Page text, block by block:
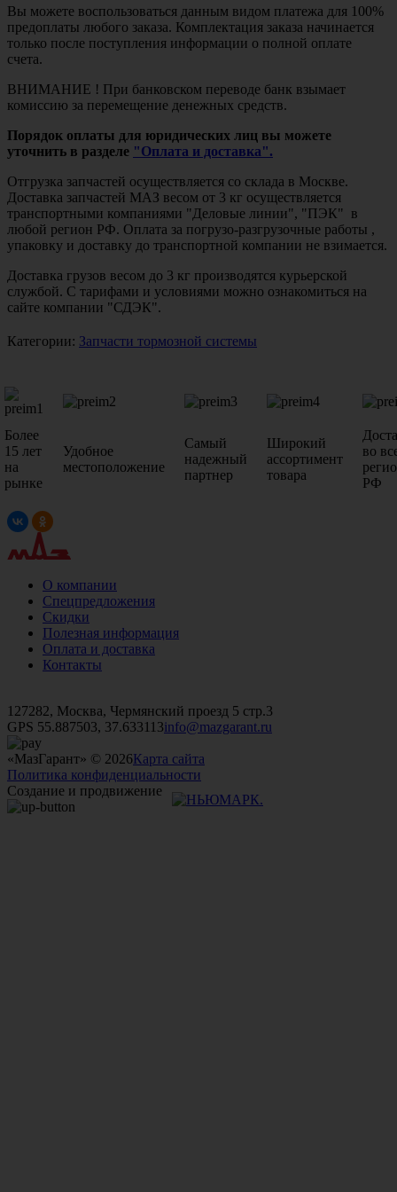
Вы можете воспользоваться данным видом платежа для 100%
предоплаты любого заказа. Комплектация заказа начинается
только после поступления информации о полной оплате
счета.
ВНИМАНИЕ ! При банковском переводе банк взымает
комиссию за перемещение денежных средств.
Порядок оплаты для юридических лиц вы можете
уточнить в разделе "Оплата и доставка".
Отгрузка запчастей осуществляется со склада в Москве.
Доставка запчастей МАЗ весом от 3 кг осуществляется
транспортными компаниями "Деловые линии", "ПЭК" в
любой регион РФ. Оплата за погрузо-разгрузочные работы ,
упаковку и доставку до транспортной компании не взимается.
Доставка грузов весом до 3 кг производятся курьерской
службой. С тарифами и условиями можно ознакомиться на
сайте компании "СДЭК".
Категории: Запчасти тормозной системы
Более
15 лет
на
рынке
Удобное
местоположение
Самый
надежный
партнер
Широкий
ассортимент
товара
во
РФ
О компании
Спецпредложения
Скидки
Полезная информация
Оплата и доставка
Контакты
127282, Москва, Чермянский проезд 5 стр.3
GPS 55.887503, 37.633113info@mazgarant.ru
«МазГарант» © 2026Карта сайта
Политика конфиденциальности
Создание и продвижение